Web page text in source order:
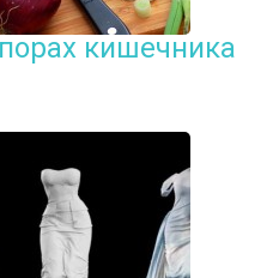
кишечника